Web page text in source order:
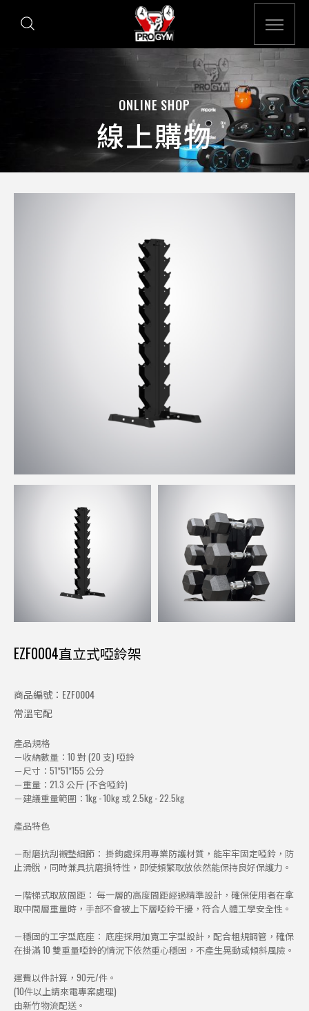
ONLINE SHOP
線上購物
EZF0004直立式啞鈴架
商品編號：EZF0004
常溫宅配
產品規格
－收納數量：10 對 (20 支) 啞鈴
－尺寸：51*51*155 公分
－重量：21.3 公斤 (不含啞鈴)
－建議重量範圍：1kg - 10kg 或 2.5kg - 22.5kg
產品特色
－耐磨抗刮襯墊細節： 掛鉤處採用專業防護材質，能牢牢固定啞鈴，防
止滑脫，同時兼具抗磨損特性，即使頻繁取放依然能保持良好保護力。
－階梯式取放間距： 每一層的高度間距經過精準設計，確保使用者在拿
取中間層重量時，手部不會被上下層啞鈴干擾，符合人體工學安全性。
－穩固的工字型底座： 底座採用加寬工字型設計，配合粗規鋼管，確保
在掛滿 10 雙重量啞鈴的情況下依然重心穩固，不產生晃動或傾斜風險。
運費以件計算，90元/件。
(10件以上請來電專案處理)
由新竹物流配送。